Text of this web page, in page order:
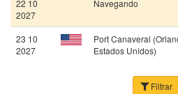
22 10
2027
Navegando
23 10
2027
Port Canaveral
Estados Unidos)
Filtrar